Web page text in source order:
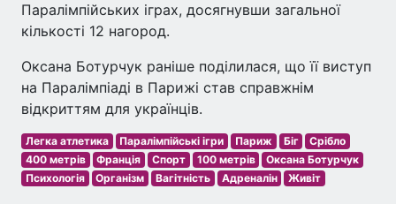
Паралімпійських іграх, досягнувши загальної
кількості 12 нагород.
Оксана Ботурчук раніше поділилася, що її виступ
на Паралімпіаді в Парижі став справжнім
відкриттям для українців.
Легка атлетика Паралімпійські ігри Париж Біг
Срібло
400 метрів
Франція Спорт 100 метрів
Оксана Ботурчук
Психологія
Організм Вагітність Адреналін Живіт